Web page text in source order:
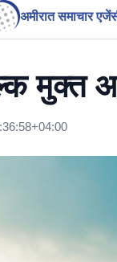
अमीरात समाचार
मुक्त